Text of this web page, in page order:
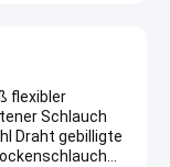
flexibler
Schlauch
Draht gebilligte